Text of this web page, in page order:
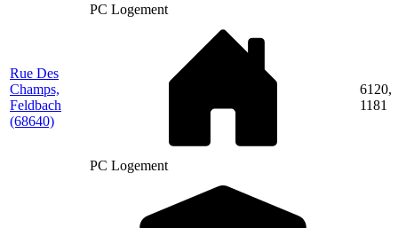
PC Logement
Rue Des
Champs,
Feldbach
(68640)
PC Logement
6120,
1181